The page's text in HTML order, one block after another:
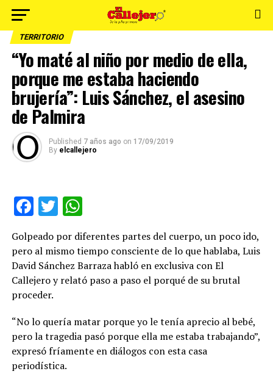
TERRITORIO
“Yo maté al niño por medio de ella,
porque me estaba haciendo
brujería”: Luis Sánchez, el asesino
de Palmira
Published 7 años ago on 17/09/2019
By elcallejero
Facebook
TwitterWhatsApp
Golpeado por diferentes partes del cuerpo, un poco ido,
pero al mismo tiempo consciente de lo que hablaba, Luis
David Sánchez Barraza habló en exclusiva con El
Callejero y relató paso a paso el porqué de su brutal
proceder.
“No lo quería matar porque yo le tenía aprecio al bebé,
pero la tragedia pasó porque ella me estaba trabajando”,
expresó fríamente en diálogos con esta casa
periodística.